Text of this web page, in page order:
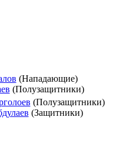
(Нападающие)
(Полузащитники)
(Полузащитники)
(Защитники)